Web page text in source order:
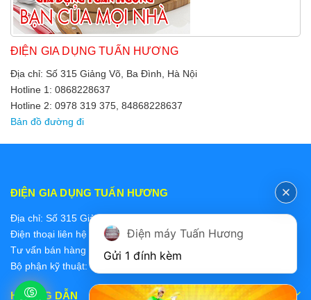
ĐIỆN GIA DỤNG TUẤN HƯƠNG
Địa chỉ: Số 315 Giảng Võ, Ba Đình, Hà Nội
Hotline 1: 0868228637
Hotline 2: 0978 319 375, 84868228637
Bản đồ đường đi
ĐIỆN GIA DỤNG TUẤN HƯƠNG
Địa chỉ: Số 315 Giảng Võ, Ba Đình, Hà Nội
Điện thoại liên hệ các bộ phận:
Tư vấn bán hàng 2: 0868228637
Bộ phận kỹ thuật: 0978 319 375
HƯỚNG DẪN
Điện máy Tuấn Hương
Gửi 1 đính kèm